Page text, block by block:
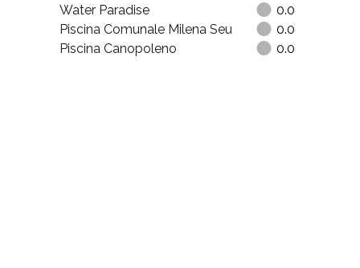
Water Paradise
0.0
Piscina Comunale Milena Seu
0.0
Piscina Canopoleno
0.0